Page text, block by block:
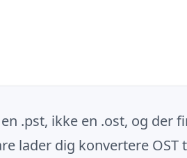
.pst, ikke en .ost, og der
lader dig konvertere OST